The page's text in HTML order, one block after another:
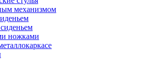
механизмом
ножками